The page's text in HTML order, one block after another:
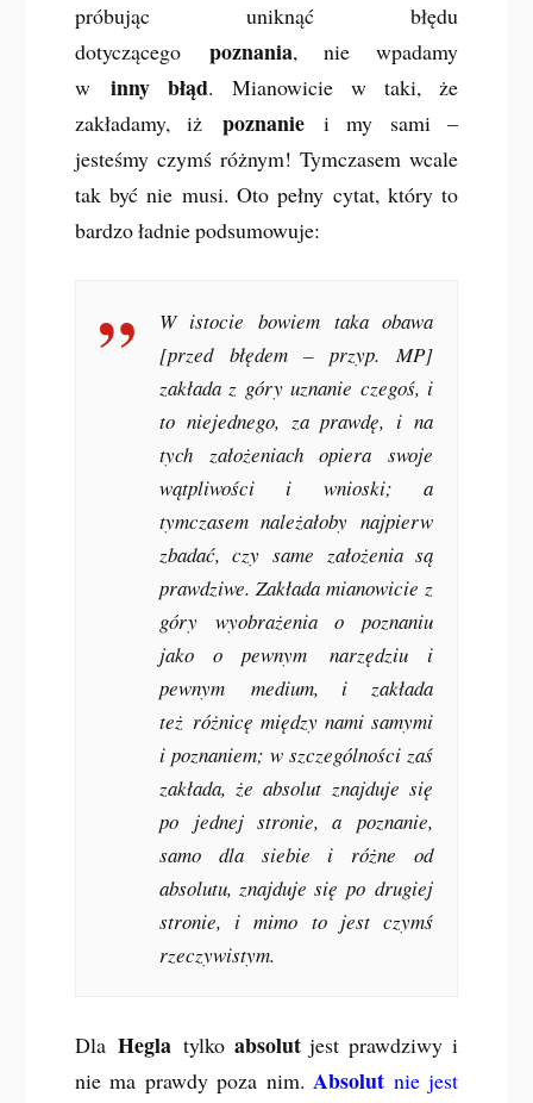
próbując uniknąć błędu
dotyczącego poznania, nie wpadamy
w inny błąd. Mianowicie w taki, że
zakładamy, iż poznaniei my sami –
jesteśmy czymś różnym! Tymczasem wcale
tak być nie musi. Oto pełny cytat, który to
bardzo ładnie podsumowuje:
W istocie bowiem taka obawa
[przed błędem – przyp. MP]
zakłada z góry uznanie czegoś, i
to niejednego, za prawdę, i na
tych założeniach opiera swoje
wątpliwości i wnioski; a
tymczasem należałoby najpierw
zbadać, czy same założenia są
prawdziwe. Zakłada mianowicie z
góry wyobrażenia o poznaniu
jako o pewnym narzędziui
pewnym medium, i zakłada
też różnicę między nami samymi
i poznaniem; w szczególności zaś
zakłada, że absolut znajduje się
po jednej stronie, apoznanie,
samo dla siebie i różne od
absolutu, znajduje się podrugiej
stronie, i mimo to jest czymś
rzeczywistym.
Dla Hegla tylko absolutjest prawdziwy i
nie ma prawdy poza nim.Absolut nie jest